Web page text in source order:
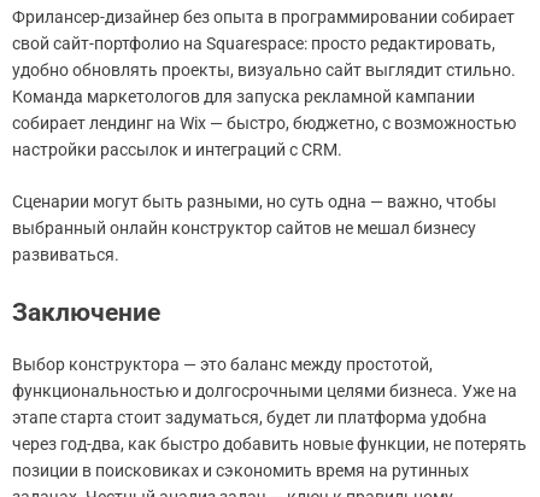
Фрилансер-дизайнер без опыта в программировании собирает
свой сайт-портфолио на Squarespace: просто редактировать,
удобно обновлять проекты, визуально сайт выглядит стильно.
Команда маркетологов для запуска рекламной кампании
собирает лендинг на Wix — быстро, бюджетно, с возможностью
настройки рассылок и интеграций с CRM.
Сценарии могут быть разными, но суть одна — важно, чтобы
выбранный онлайн конструктор сайтов не мешал бизнесу
развиваться.
Заключение
Выбор конструктора — это баланс между простотой,
функциональностью и долгосрочными целями бизнеса. Уже на
этапе старта стоит задуматься, будет ли платформа удобна
через год-два, как быстро добавить новые функции, не потерять
позиции в поисковиках и сэкономить время на рутинных